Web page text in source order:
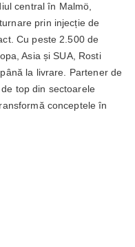
central în Malmö,
prin injecție de
Cu peste 2.500 de
Asia și SUA, Rosti
la livrare. Partener de
top din sectoarele
conceptele în